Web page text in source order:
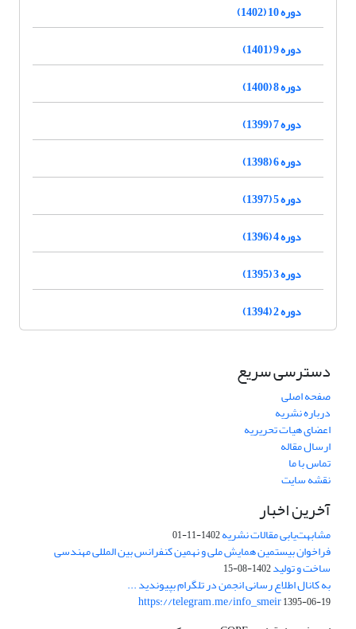
دوره 10 (1402)
دوره 9 (1401)
دوره 8 (1400)
دوره 7 (1399)
دوره 6 (1398)
دوره 5 (1397)
دوره 4 (1396)
دوره 3 (1395)
دوره 2 (1394)
دسترسی سریع
صفحه اصلی
درباره نشریه
اعضای هیات تحریریه
ارسال مقاله
تماس با ما
نقشه سایت
آخرین اخبار
مشابهت‌یابی مقالات نشریه1402-11-01
فراخوان بیستمین همایش ملی و نهمین کنفرانس بین المللی مهندسی
ساخت و تولید1402-08-15
به کانال اطلاع رسانی انجمن در تلگرام بپیوندید ...
https://telegram.me/info_smeir1395-06-19